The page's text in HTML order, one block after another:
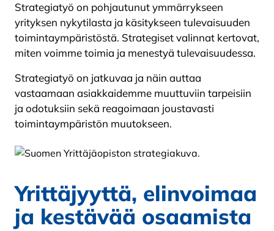
Strategiatyö on pohjautunut ymmärrykseen
yrityksen nykytilasta ja käsitykseen tulevaisuuden
toimintaympäristöstä. Strategiset valinnat kertovat,
miten voimme toimia ja menestyä tulevaisuudessa.
Strategiatyö on jatkuvaa ja näin auttaa
vastaamaan asiakkaidemme muuttuviin tarpeisiin
ja odotuksiin sekä reagoimaan joustavasti
toimintaympäristön muutokseen.
Yrittäjyyttä, elinvoimaa
ja kestävää osaamista